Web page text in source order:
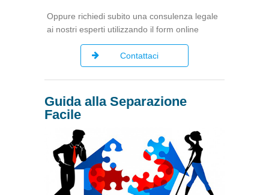
Oppure richiedi subito una consulenza legale
ai nostri esperti utilizzando il form online
Contattaci
Guida alla Separazione
Facile